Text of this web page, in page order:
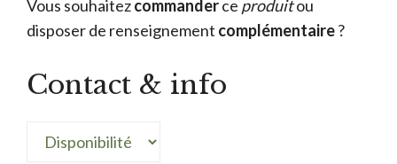
Vous souhaitezcommanderce produitou
disposer de renseignement complémentaire?
Contact & info